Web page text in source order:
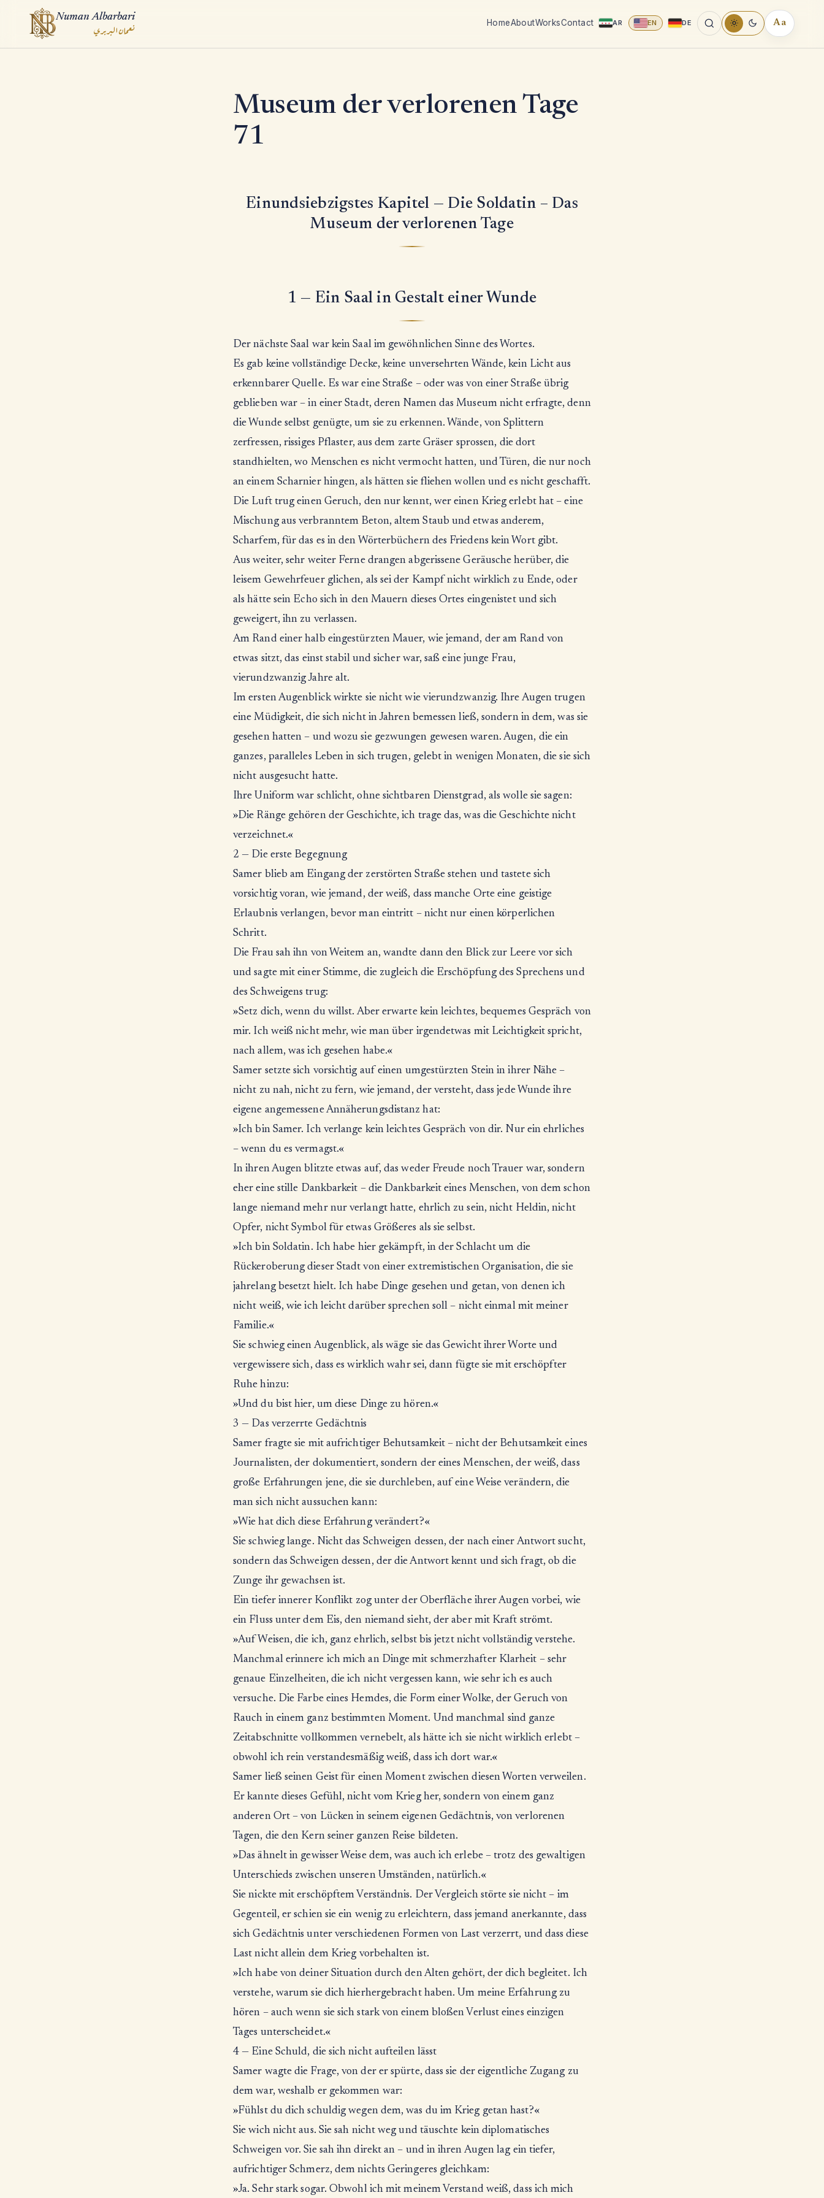
Numan Albarbari
نعمان البربري HomeAboutWorksContact AR EN DE AaREADING
TOOLS
Museum der verlorenen Tage
71
Einundsiebzigstes Kapitel — Die Soldatin – Das
Museum der verlorenen Tage
1 — Ein Saal in Gestalt einer Wunde
Der nächste Saal war kein Saal im gewöhnlichen Sinne des Wortes.
Es gab keine vollständige Decke, keine unversehrten Wände, kein Licht aus
erkennbarer Quelle. Es war eine Straße – oder was von einer Straße übrig
geblieben war – in einer Stadt, deren Namen das Museum nicht erfragte, denn
die Wunde selbst genügte, um sie zu erkennen. Wände, von Splittern
zerfressen, rissiges Pflaster, aus dem zarte Gräser sprossen, die dort
standhielten, wo Menschen es nicht vermocht hatten, und Türen, die nur noch
an einem Scharnier hingen, als hätten sie fliehen wollen und es nicht geschafft.
Die Luft trug einen Geruch, den nur kennt, wer einen Krieg erlebt hat – eine
Mischung aus verbranntem Beton, altem Staub und etwas anderem,
Scharfem, für das es in den Wörterbüchern des Friedens kein Wort gibt.
Aus weiter, sehr weiter Ferne drangen abgerissene Geräusche herüber, die
leisem Gewehrfeuer glichen, als sei der Kampf nicht wirklich zu Ende, oder
als hätte sein Echo sich in den Mauern dieses Ortes eingenistet und sich
geweigert, ihn zu verlassen.
Am Rand einer halb eingestürzten Mauer, wie jemand, der am Rand von
etwas sitzt, das einst stabil und sicher war, saß eine junge Frau,
vierundzwanzig Jahre alt.
Im ersten Augenblick wirkte sie nicht wie vierundzwanzig. Ihre Augen trugen
eine Müdigkeit, die sich nicht in Jahren bemessen ließ, sondern in dem, was sie
gesehen hatten – und wozu sie gezwungen gewesen waren. Augen, die ein
ganzes, paralleles Leben in sich trugen, gelebt in wenigen Monaten, die sie sich
nicht ausgesucht hatte.
Ihre Uniform war schlicht, ohne sichtbaren Dienstgrad, als wolle sie sagen:
»Die Ränge gehören der Geschichte, ich trage das, was die Geschichte nicht
verzeichnet.«
2 — Die erste Begegnung
Samer blieb am Eingang der zerstörten Straße stehen und tastete sich
vorsichtig voran, wie jemand, der weiß, dass manche Orte eine geistige
Erlaubnis verlangen, bevor man eintritt – nicht nur einen körperlichen
Schritt.
Die Frau sah ihn von Weitem an, wandte dann den Blick zur Leere vor sich
und sagte mit einer Stimme, die zugleich die Erschöpfung des Sprechens und
des Schweigens trug:
»Setz dich, wenn du willst. Aber erwarte kein leichtes, bequemes Gespräch von
mir. Ich weiß nicht mehr, wie man über irgendetwas mit Leichtigkeit spricht,
nach allem, was ich gesehen habe.«
Samer setzte sich vorsichtig auf einen umgestürzten Stein in ihrer Nähe –
nicht zu nah, nicht zu fern, wie jemand, der versteht, dass jede Wunde ihre
eigene angemessene Annäherungsdistanz hat:
»Ich bin Samer. Ich verlange kein leichtes Gespräch von dir. Nur ein ehrliches
– wenn du es vermagst.«
In ihren Augen blitzte etwas auf, das weder Freude noch Trauer war, sondern
eher eine stille Dankbarkeit – die Dankbarkeit eines Menschen, von dem schon
lange niemand mehr nur verlangt hatte, ehrlich zu sein, nicht Heldin, nicht
Opfer, nicht Symbol für etwas Größeres als sie selbst.
»Ich bin Soldatin. Ich habe hier gekämpft, in der Schlacht um die
Rückeroberung dieser Stadt von einer extremistischen Organisation, die sie
jahrelang besetzt hielt. Ich habe Dinge gesehen und getan, von denen ich
nicht weiß, wie ich leicht darüber sprechen soll – nicht einmal mit meiner
Familie.«
Sie schwieg einen Augenblick, als wäge sie das Gewicht ihrer Worte und
vergewissere sich, dass es wirklich wahr sei, dann fügte sie mit erschöpfter
Ruhe hinzu:
»Und du bist hier, um diese Dinge zu hören.«
3 — Das verzerrte Gedächtnis
Samer fragte sie mit aufrichtiger Behutsamkeit – nicht der Behutsamkeit eines
Journalisten, der dokumentiert, sondern der eines Menschen, der weiß, dass
große Erfahrungen jene, die sie durchleben, auf eine Weise verändern, die
man sich nicht aussuchen kann:
»Wie hat dich diese Erfahrung verändert?«
Sie schwieg lange. Nicht das Schweigen dessen, der nach einer Antwort sucht,
sondern das Schweigen dessen, der die Antwort kennt und sich fragt, ob die
Zunge ihr gewachsen ist.
Ein tiefer innerer Konflikt zog unter der Oberfläche ihrer Augen vorbei, wie
ein Fluss unter dem Eis, den niemand sieht, der aber mit Kraft strömt.
»Auf Weisen, die ich, ganz ehrlich, selbst bis jetzt nicht vollständig verstehe.
Manchmal erinnere ich mich an Dinge mit schmerzhafter Klarheit – sehr
genaue Einzelheiten, die ich nicht vergessen kann, wie sehr ich es auch
versuche. Die Farbe eines Hemdes, die Form einer Wolke, der Geruch von
Rauch in einem ganz bestimmten Moment. Und manchmal sind ganze
Zeitabschnitte vollkommen vernebelt, als hätte ich sie nicht wirklich erlebt –
obwohl ich rein verstandesmäßig weiß, dass ich dort war.«
Samer ließ seinen Geist für einen Moment zwischen diesen Worten verweilen.
Er kannte dieses Gefühl, nicht vom Krieg her, sondern von einem ganz
anderen Ort – von Lücken in seinem eigenen Gedächtnis, von verlorenen
Tagen, die den Kern seiner ganzen Reise bildeten.
»Das ähnelt in gewisser Weise dem, was auch ich erlebe – trotz des gewaltigen
Unterschieds zwischen unseren Umständen, natürlich.«
Sie nickte mit erschöpftem Verständnis. Der Vergleich störte sie nicht – im
Gegenteil, er schien sie ein wenig zu erleichtern, dass jemand anerkannte, dass
sich Gedächtnis unter verschiedenen Formen von Last verzerrt, und dass diese
Last nicht allein dem Krieg vorbehalten ist.
»Ich habe von deiner Situation durch den Alten gehört, der dich begleitet. Ich
verstehe, warum sie dich hierhergebracht haben. Um meine Erfahrung zu
hören – auch wenn sie sich stark von einem bloßen Verlust eines einzigen
Tages unterscheidet.«
4 — Eine Schuld, die sich nicht aufteilen lässt
Samer wagte die Frage, von der er spürte, dass sie der eigentliche Zugang zu
dem war, weshalb er gekommen war:
»Fühlst du dich schuldig wegen dem, was du im Krieg getan hast?«
Sie wich nicht aus. Sie sah nicht weg und täuschte kein diplomatisches
Schweigen vor. Sie sah ihn direkt an – und in ihren Augen lag ein tiefer,
aufrichtiger Schmerz, dem nichts Geringeres gleichkam:
»Ja. Sehr stark sogar. Obwohl ich mit meinem Verstand weiß, dass ich mich